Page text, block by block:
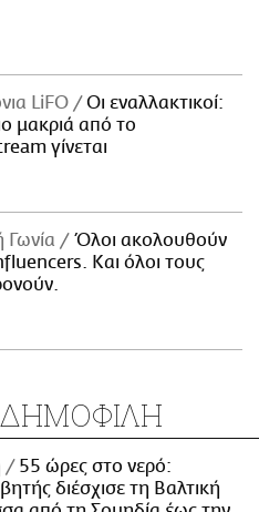
LiFO
Οι εναλλακτικοί:
μακριά από το
γίνεται
Γωνία
Όλοι ακολουθούν
Και όλοι τους
ΔΗΜΟΦΙΛΗ
55 ώρες στο νερό:
διέσχισε τη Βαλτική